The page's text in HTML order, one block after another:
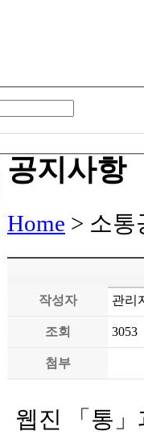
공지사항
Home > 소
작성자 관리
조회 3053
첨부
웹진 「통